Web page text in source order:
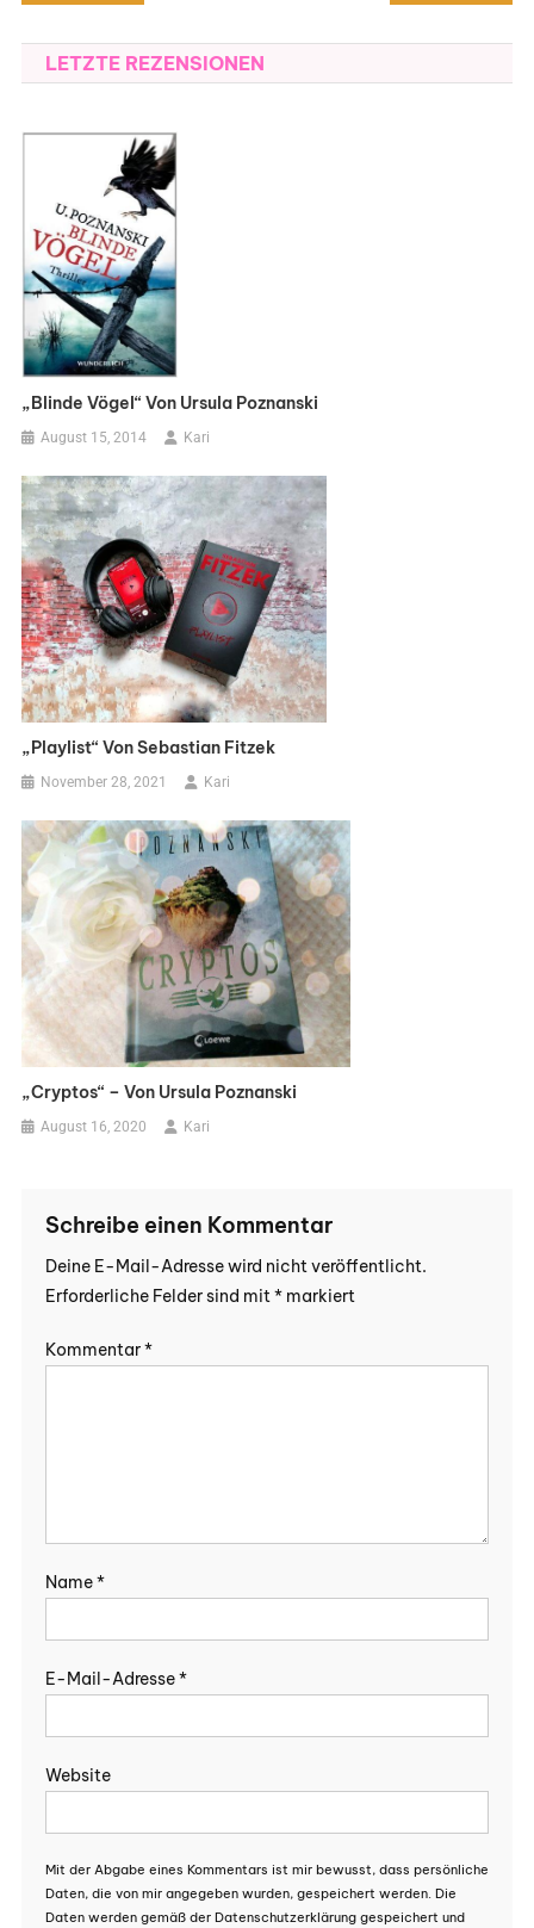
LETZTE REZENSIONEN
„Blinde Vögel“ Von Ursula Poznanski
August 15, 2014 Kari
„Playlist“ Von Sebastian Fitzek
November 28, 2021 Kari
„Cryptos“ – Von Ursula Poznanski
August 16, 2020 Kari
Schreibe einen Kommentar
Deine E-Mail-Adresse wird nicht veröffentlicht.
Erforderliche Felder sind mit*markiert
Kommentar*
Name*
E-Mail-Adresse*
Website
Mit der Abgabe eines Kommentars ist mir bewusst, dass persönliche
Daten, die von mir angegeben wurden, gespeichert werden. Die
Daten werden gemäß der Datenschutzerklärung gespeichert und